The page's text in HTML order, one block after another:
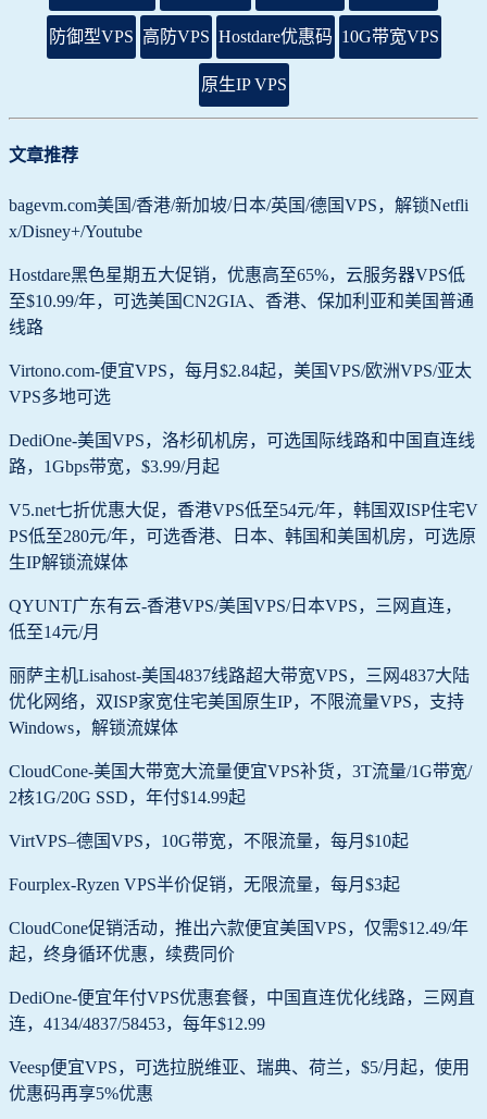
防御型VPS 高防VPS Hostdare优惠码 10G带宽VPS
原生IP VPS
文章推荐
bagevm.com美国/香港/新加坡/日本/英国/德国VPS，解锁Netfli
x/Disney+/Youtube
Hostdare黑色星期五大促销，优惠高至65%，云服务器VPS低
至$10.99/年，可选美国CN2GIA、香港、保加利亚和美国普通
线路
Virtono.com-便宜VPS，每月$2.84起，美国VPS/欧洲VPS/亚太
VPS多地可选
DediOne-美国VPS，洛杉矶机房，可选国际线路和中国直连线
路，1Gbps带宽，$3.99/月起
V5.net七折优惠大促，香港VPS低至54元/年，韩国双ISP住宅V
PS低至280元/年，可选香港、日本、韩国和美国机房，可选原
生IP解锁流媒体
QYUNT广东有云-香港VPS/美国VPS/日本VPS，三网直连，
低至14元/月
丽萨主机Lisahost-美国4837线路超大带宽VPS，三网4837大陆
优化网络，双ISP家宽住宅美国原生IP，不限流量VPS，支持
Windows，解锁流媒体
CloudCone-美国大带宽大流量便宜VPS补货，3T流量/1G带宽/
2核1G/20G SSD，年付$14.99起
VirtVPS–德国VPS，10G带宽，不限流量，每月$10起
Fourplex-Ryzen VPS半价促销，无限流量，每月$3起
CloudCone促销活动，推出六款便宜美国VPS，仅需$12.49/年
起，终身循环优惠，续费同价
DediOne-便宜年付VPS优惠套餐，中国直连优化线路，三网直
连，4134/4837/58453，每年$12.99
Veesp便宜VPS，可选拉脱维亚、瑞典、荷兰，$5/月起，使用
优惠码再享5%优惠